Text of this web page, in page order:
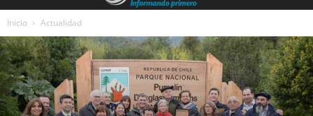
Inicio Actualidad